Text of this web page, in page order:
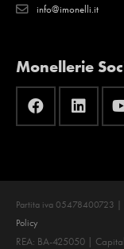
info@imonelli.it
Monellerie
Partita iva 05478400723 |
Policy
REA: BA-425050 |